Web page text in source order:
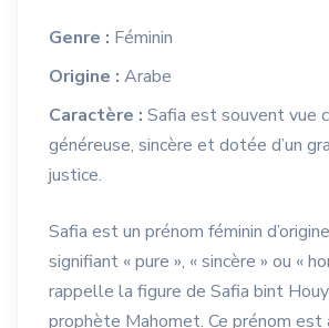
Genre : Féminin
Origine : Arabe
Caractère : Safia est souvent vue
généreuse, sincère et dotée d’un
justice.
Safia est un prénom féminin
signifiant « pure », « sincère » ou «
rappelle la figure de Safia bint
prophète Mahomet. Ce prénom est